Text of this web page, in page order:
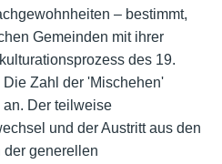
– bestimmt,
Gemeinden mit ihrer
des 19.
Zahl der 'Mischehen'
Der teilweise
und der Austritt aus den
generellen